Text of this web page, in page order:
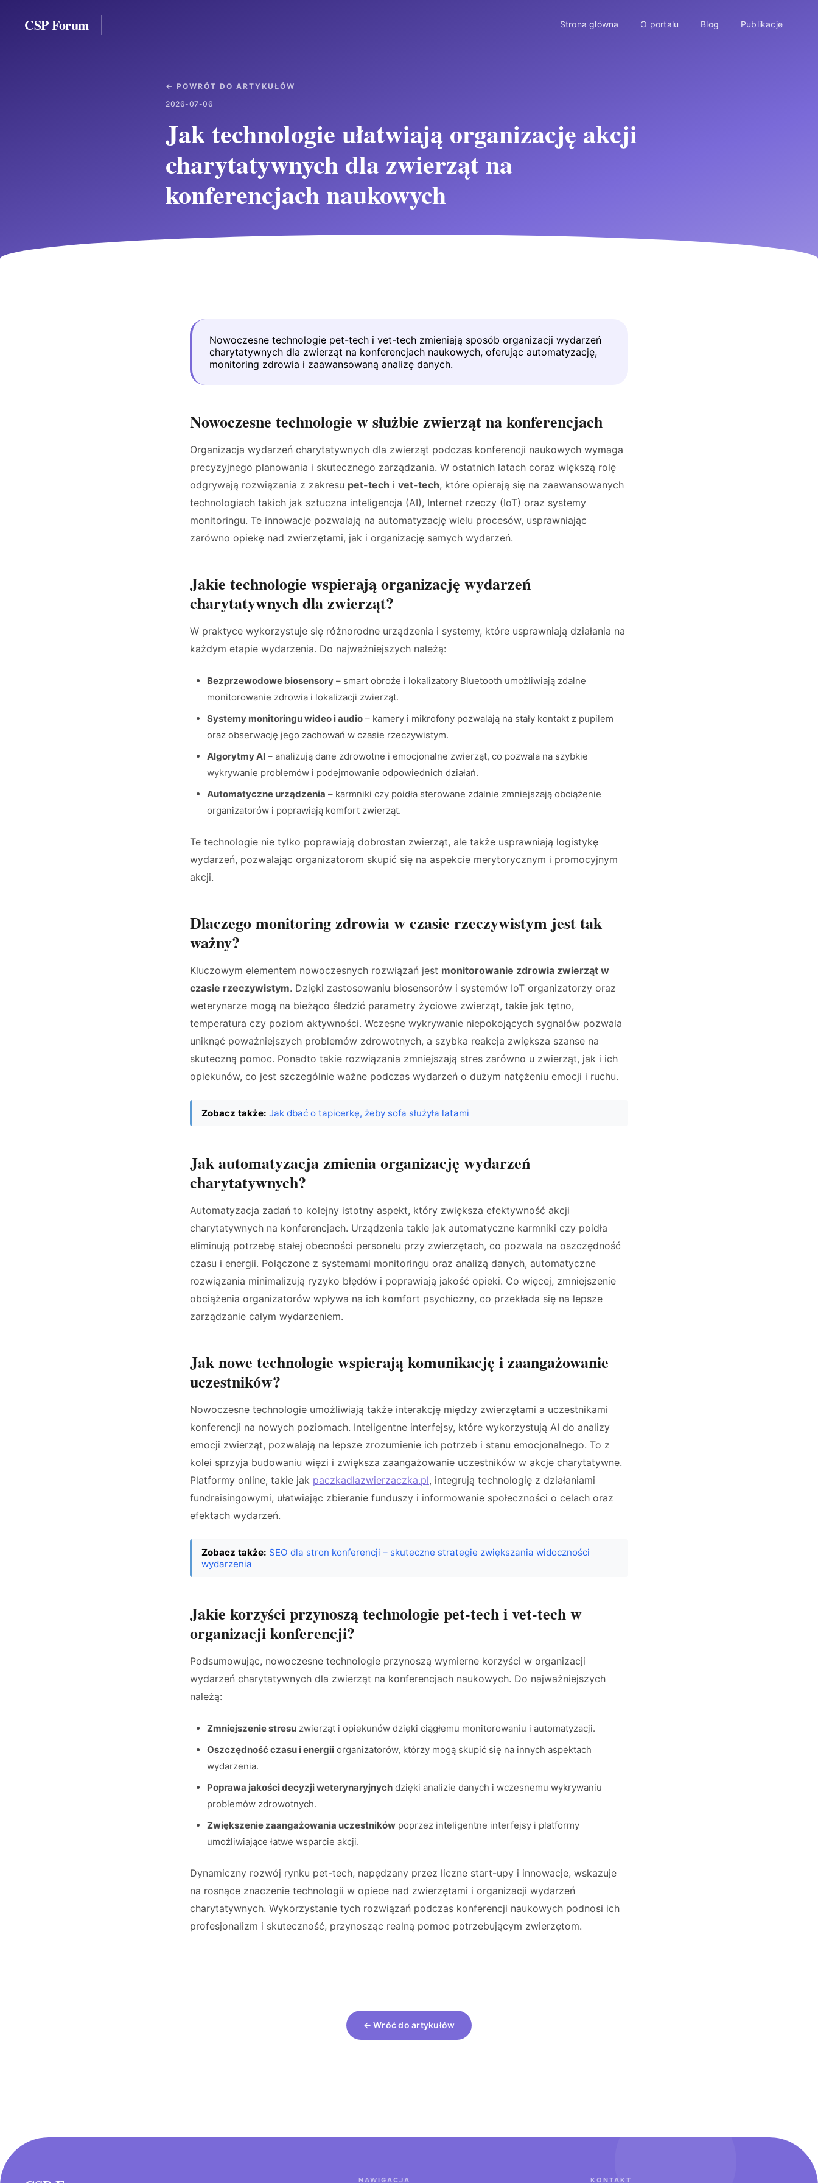
CSP Forum Strona główna O portalu Blog Publikacje
← POWRÓT DO ARTYKUŁÓW
2026-07-06
Jak technologie ułatwiają organizację akcji
charytatywnych dla zwierząt na
konferencjach naukowych
Nowoczesne technologie pet-tech i vet-tech zmieniają sposób organizacji wydarzeń
charytatywnych dla zwierząt na konferencjach naukowych, oferując automatyzację,
monitoring zdrowia i zaawansowaną analizę danych.
Nowoczesne technologie w służbie zwierząt na konferencjach
Organizacja wydarzeń charytatywnych dla zwierząt podczas konferencji naukowych wymaga
precyzyjnego planowania i skutecznego zarządzania. W ostatnich latach coraz większą rolę
odgrywają rozwiązania z zakresu pet-tech i vet-tech, które opierają się na zaawansowanych
technologiach takich jak sztuczna inteligencja (AI), Internet rzeczy (IoT) oraz systemy
monitoringu. Te innowacje pozwalają na automatyzację wielu procesów, usprawniając
zarówno opiekę nad zwierzętami, jak i organizację samych wydarzeń.
Jakie technologie wspierają organizację wydarzeń
charytatywnych dla zwierząt?
W praktyce wykorzystuje się różnorodne urządzenia i systemy, które usprawniają działania na
każdym etapie wydarzenia. Do najważniejszych należą:
Bezprzewodowe biosensory – smart obroże i lokalizatory Bluetooth umożliwiają zdalne
monitorowanie zdrowia i lokalizacji zwierząt.
Systemy monitoringu wideo i audio – kamery i mikrofony pozwalają na stały kontakt z pupilem
oraz obserwację jego zachowań w czasie rzeczywistym.
Algorytmy AI – analizują dane zdrowotne i emocjonalne zwierząt, co pozwala na szybkie
wykrywanie problemów i podejmowanie odpowiednich działań.
Automatyczne urządzenia – karmniki czy poidła sterowane zdalnie zmniejszają obciążenie
organizatorów i poprawiają komfort zwierząt.
Te technologie nie tylko poprawiają dobrostan zwierząt, ale także usprawniają logistykę
wydarzeń, pozwalając organizatorom skupić się na aspekcie merytorycznym i promocyjnym
akcji.
Dlaczego monitoring zdrowia w czasie rzeczywistym jest tak
ważny?
Kluczowym elementem nowoczesnych rozwiązań jest monitorowanie zdrowia zwierząt w
czasie rzeczywistym. Dzięki zastosowaniu biosensorów i systemów IoT organizatorzy oraz
weterynarze mogą na bieżąco śledzić parametry życiowe zwierząt, takie jak tętno,
temperatura czy poziom aktywności. Wczesne wykrywanie niepokojących sygnałów pozwala
uniknąć poważniejszych problemów zdrowotnych, a szybka reakcja zwiększa szanse na
skuteczną pomoc. Ponadto takie rozwiązania zmniejszają stres zarówno u zwierząt, jak i ich
opiekunów, co jest szczególnie ważne podczas wydarzeń o dużym natężeniu emocji i ruchu.
Zobacz także: Jak dbać o tapicerkę, żeby sofa służyła latami
Jak automatyzacja zmienia organizację wydarzeń
charytatywnych?
Automatyzacja zadań to kolejny istotny aspekt, który zwiększa efektywność akcji
charytatywnych na konferencjach. Urządzenia takie jak automatyczne karmniki czy poidła
eliminują potrzebę stałej obecności personelu przy zwierzętach, co pozwala na oszczędność
czasu i energii. Połączone z systemami monitoringu oraz analizą danych, automatyczne
rozwiązania minimalizują ryzyko błędów i poprawiają jakość opieki. Co więcej, zmniejszenie
obciążenia organizatorów wpływa na ich komfort psychiczny, co przekłada się na lepsze
zarządzanie całym wydarzeniem.
Jak nowe technologie wspierają komunikację i zaangażowanie
uczestników?
Nowoczesne technologie umożliwiają także interakcję między zwierzętami a uczestnikami
konferencji na nowych poziomach. Inteligentne interfejsy, które wykorzystują AI do analizy
emocji zwierząt, pozwalają na lepsze zrozumienie ich potrzeb i stanu emocjonalnego. To z
kolei sprzyja budowaniu więzi i zwiększa zaangażowanie uczestników w akcje charytatywne.
Platformy online, takie jak paczkadlazwierzaczka.pl, integrują technologię z działaniami
fundraisingowymi, ułatwiając zbieranie funduszy i informowanie społeczności o celach oraz
efektach wydarzeń.
Zobacz także: SEO dla stron konferencji – skuteczne strategie zwiększania widoczności
wydarzenia
Jakie korzyści przynoszą technologie pet-tech i vet-tech w
organizacji konferencji?
Podsumowując, nowoczesne technologie przynoszą wymierne korzyści w organizacji
wydarzeń charytatywnych dla zwierząt na konferencjach naukowych. Do najważniejszych
należą:
Zmniejszenie stresu zwierząt i opiekunów dzięki ciągłemu monitorowaniu i automatyzacji.
Oszczędność czasu i energii organizatorów, którzy mogą skupić się na innych aspektach
wydarzenia.
Poprawa jakości decyzji weterynaryjnych dzięki analizie danych i wczesnemu wykrywaniu
problemów zdrowotnych.
Zwiększenie zaangażowania uczestników poprzez inteligentne interfejsy i platformy
umożliwiające łatwe wsparcie akcji.
Dynamiczny rozwój rynku pet-tech, napędzany przez liczne start-upy i innowacje, wskazuje
na rosnące znaczenie technologii w opiece nad zwierzętami i organizacji wydarzeń
charytatywnych. Wykorzystanie tych rozwiązań podczas konferencji naukowych podnosi ich
profesjonalizm i skuteczność, przynosząc realną pomoc potrzebującym zwierzętom.
← Wróć do artykułów
NAWIGACJA KONTAKT